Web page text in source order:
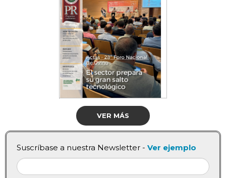
VER MÁS
Suscríbase a nuestra Newsletter - Ver ejemplo